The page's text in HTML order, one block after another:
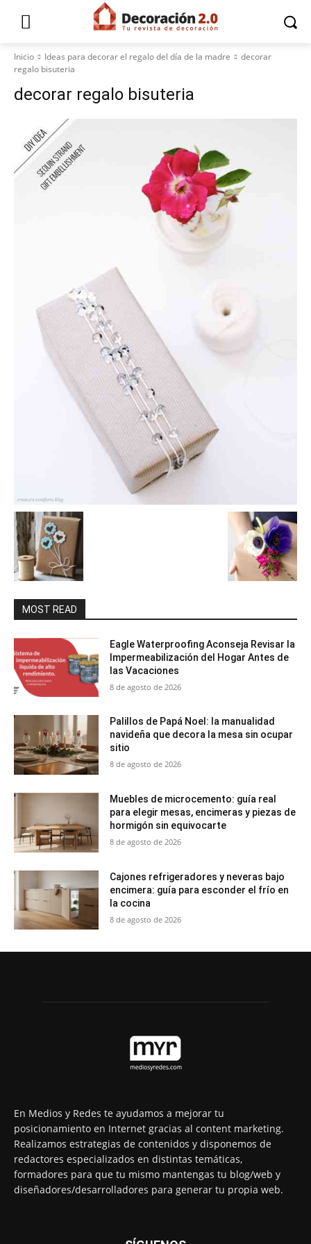
Inicio Ideas para decorar el regalo del día de la madre
decorar
regalo bisuteria
decorar regalo bisuteria
MOST READ
Eagle Waterproofing Aconseja Revisar la
Impermeabilización del Hogar Antes de
las Vacaciones
8 de agosto de 2026
Palillos de Papá Noel: la manualidad
navideña que decora la mesa sin ocupar
sitio
8 de agosto de 2026
Muebles de microcemento: guía real
para elegir mesas, encimeras y piezas de
hormigón sin equivocarte
8 de agosto de 2026
Cajones refrigeradores y neveras bajo
encimera: guía para esconder el frío en
la cocina
8 de agosto de 2026
En Medios y Redes te ayudamos a mejorar tu
posicionamiento en Internet gracias al content marketing.
Realizamos estrategias de contenidos y disponemos de
redactores especializados en distintas temáticas,
formadores para que tu mismo mantengas tu blog/web y
diseñadores/desarrolladores para generar tu propia web.